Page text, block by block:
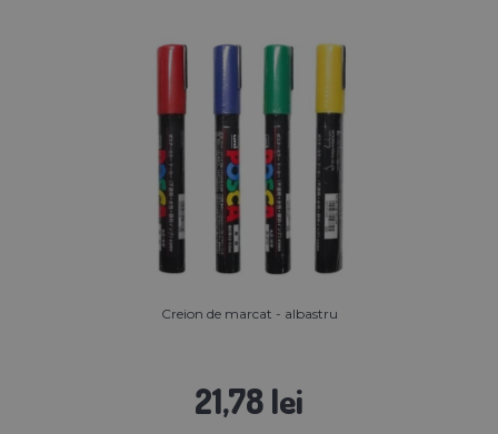
Creion de marcat - albastru
21,78 lei